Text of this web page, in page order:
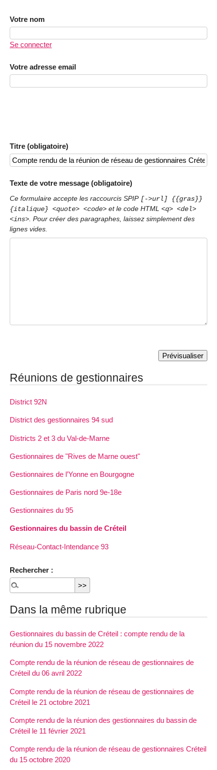
Votre nom
Se connecter
Votre adresse email
Titre (obligatoire)
Texte de votre message (obligatoire)
Ce formulaire accepte les raccourcis SPIP [->url] {{gras}}
{italique} <quote> <code> et le code HTML <q> <del>
<ins>. Pour créer des paragraphes, laissez simplement des
lignes vides.
Réunions de gestionnaires
District 92N
District des gestionnaires 94 sud
Districts 2 et 3 du Val-de-Marne
Gestionnaires de "Rives de Marne ouest"
Gestionnaires de l’Yonne en Bourgogne
Gestionnaires de Paris nord 9e-18e
Gestionnaires du 95
Gestionnaires du bassin de Créteil
Réseau-Contact-Intendance 93
Rechercher :
Dans la même rubrique
Gestionnaires du bassin de Créteil : compte rendu de la
réunion du 15 novembre 2022
Compte rendu de la réunion de réseau de gestionnaires de
Créteil du 06 avril 2022
Compte rendu de la réunion de réseau de gestionnaires de
Créteil le 21 octobre 2021
Compte rendu de la réunion des gestionnaires du bassin de
Créteil le 11 février 2021
Compte rendu de la réunion de réseau de gestionnaires Créteil
du 15 octobre 2020